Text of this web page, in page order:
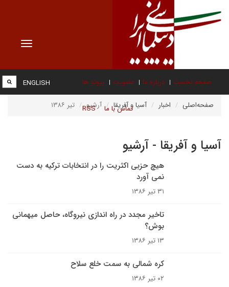
Toggle
صفحه نخست درباره ما عضویت پیوند ها
تماس با ما RSS
ENGLISH
صفحه‌اصلی اخبار آسیا و آفریقا آرشیو تیر ۱۳۸۶
آسیا و آفریقا - آرشیو
هيچ حزبى اکثريت را در انتخابات ترکيه به دست
نمى آورد
۳۱ تیر ۱۳۸۶
تاخير مجدد در راه اندازى نيروگاه، حاصل ميهمانى
بوش؟
۱۳ تیر ۱۳۸۶
کره شمالى به سمت خلع سلاح
۰۲ تیر ۱۳۸۶